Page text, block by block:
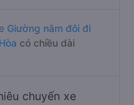
Giường nằm đôi đi
có chiều dài
chuyến xe